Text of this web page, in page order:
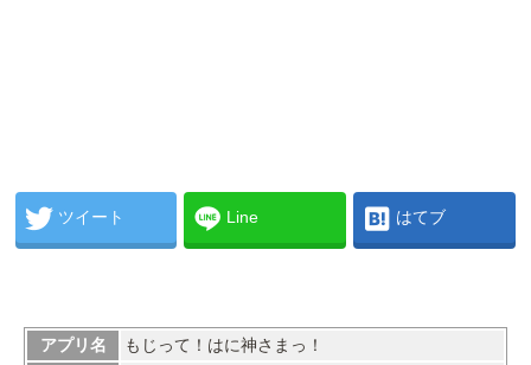
ツイート Line はてブ
アプリ名
もじって！はに神さまっ！